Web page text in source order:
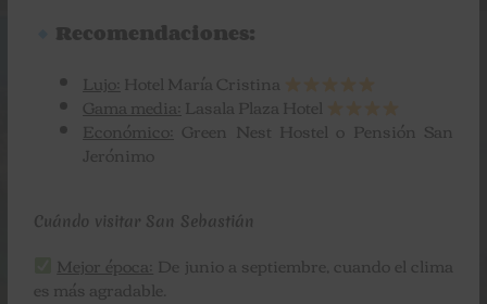
Recomendaciones:
Lujo: Hotel María Cristina
Gama media: Lasala Plaza Hotel
Económico: Green Nest Hostel o Pensión San
Jerónimo
Cuándo visitar San Sebastián
Mejor época: De junio a septiembre, cuando el clima
es más agradable.